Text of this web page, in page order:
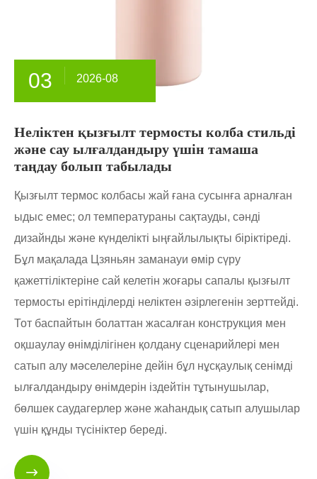
03 2026-08
Неліктен қызғылт термосты колба стильді
және сау ылғалдандыру үшін тамаша
таңдау болып табылады
Қызғылт термос колбасы жай ғана сусынға арналған
ыдыс емес; ол температураны сақтауды, сәнді
дизайнды және күнделікті ыңғайлылықты біріктіреді.
Бұл мақалада Цзяньян заманауи өмір сүру
қажеттіліктеріне сай келетін жоғары сапалы қызғылт
термосты ерітінділерді неліктен әзірлегенін зерттейді.
Тот баспайтын болаттан жасалған конструкция мен
оқшаулау өнімділігінен қолдану сценарийлері мен
сатып алу мәселелеріне дейін бұл нұсқаулық сенімді
ылғалдандыру өнімдерін іздейтін тұтынушылар,
бөлшек саудагерлер және жаһандық сатып алушылар
үшін құнды түсініктер береді.
